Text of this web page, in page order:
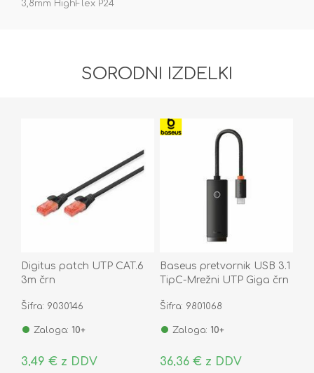
3,8mm HighFlex P24
SORODNI IZDELKI
Digitus patch UTP CAT.6
3m črn
Šifra: 9030146
Zaloga: 10+
3,49 € z DDV
Baseus pretvornik USB 3.1
TipC-Mrežni UTP Giga črn
Šifra: 9801068
Zaloga: 10+
36,36 € z DDV